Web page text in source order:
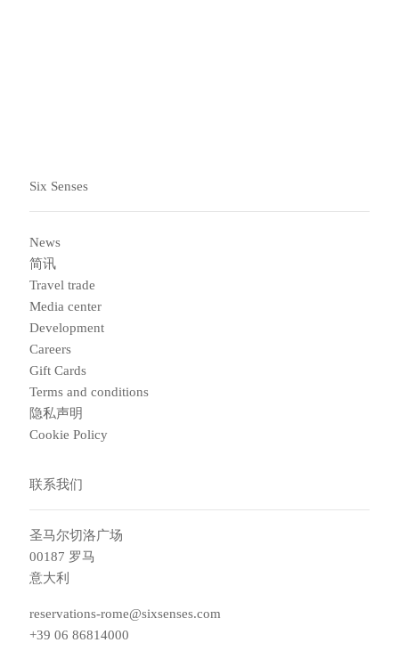
Six Senses
News
简讯
Travel trade
Media center
Development
Careers
Gift Cards
Terms and conditions
隐私声明
Cookie Policy
联系我们
圣马尔切洛广场
00187 罗马
意大利
reservations-rome@sixsenses.com
+39 06 86814000